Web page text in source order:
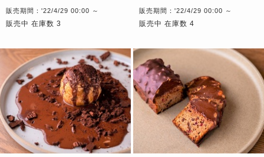
販売期間：'22/4/29 00:00 ～
販売中 在庫数 3
販売期間：'22/4/29 00:00 ～
販売中 在庫数 4